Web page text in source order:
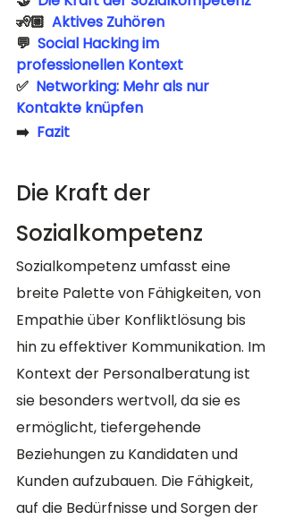
🧏🏼 Aktives Zuhören
💬 Social Hacking im
professionellen Kontext
✅ Networking: Mehr als nur
Kontakte knüpfen
➡️ Fazit
Die Kraft der
Sozialkompetenz
Sozialkompetenz umfasst eine
breite Palette von Fähigkeiten, von
Empathie über Konfliktlösung bis
hin zu effektiver Kommunikation. Im
Kontext der Personalberatung ist
sie besonders wertvoll, da sie es
ermöglicht, tiefergehende
Beziehungen zu Kandidaten und
Kunden aufzubauen. Die Fähigkeit,
auf die Bedürfnisse und Sorgen der